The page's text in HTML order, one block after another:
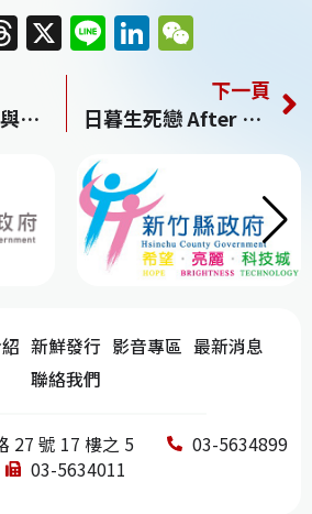
T
h
a
s
X Li
n
e
Li
n
k
e
dI
n
C
h
飢餓遊戲：鳴鳥與游蛇之歌 The Hunger Games: The Ballad of Songbirds and Snakes
下一頁
日暮生死戀 After Sundown
新鮮發行 影音專區 最新消息
聯絡我們
27 號 17 樓之 5
03-5634899
03-5634011